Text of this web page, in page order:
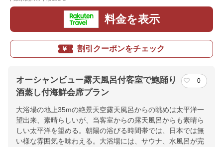
料金を表示
割引クーポンをチェック
オーシャンビュー露天風呂付客室で鮑踊り
酒蒸し付海鮮会席プラン
0
大浴場の地上35mの絶景天空露天風呂からの眺めは太平洋一
望出来、素晴らしいが、当客室からの露天風呂からも素晴ら
しい太平洋を望める。朝陽の浴びる時間帯では、日本では無
い様な雰囲気を味わえる。大浴場には、サウナ、水風呂が完